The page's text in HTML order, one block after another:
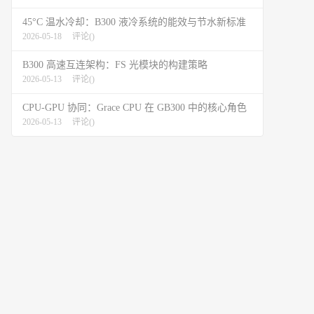
45°C 温水冷却：B300 液冷系统的能效与节水新标准
2026-05-18 评论()
B300 高速互连架构：FS 光模块的构建策略
2026-05-13 评论()
CPU-GPU 协同：Grace CPU 在 GB300 中的核心角色
2026-05-13 评论()